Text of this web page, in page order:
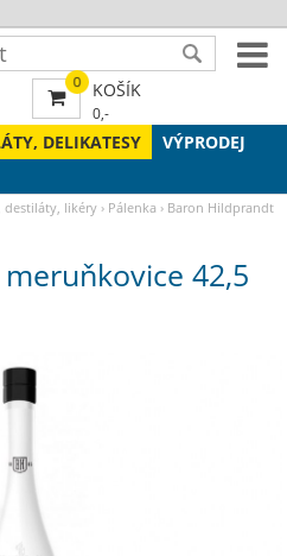
DELIKATESY
VÝPRODEJ
destiláty, likéry › Pálenka › Baron Hildprandt
42,5
0 KOŠÍK
0,-